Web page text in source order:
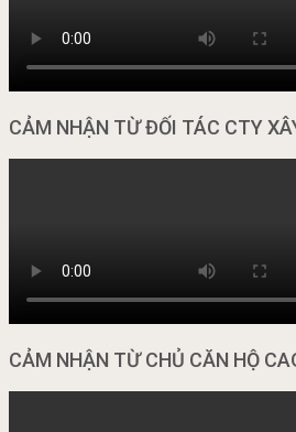
CẢM NHẬN TỪ ĐỐI TÁC CTY
CẢM NHẬN TỪ CHỦ CĂN HỘ